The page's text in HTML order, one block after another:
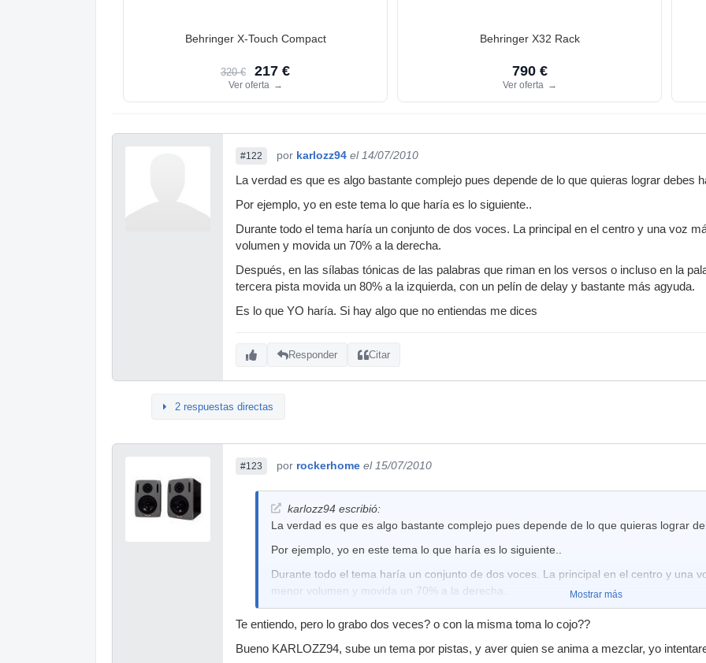
Behringer X-Touch Compact
320 € 217 €
Ver oferta →
Behringer X32 Rack
790 €
Ver oferta →
#122 por karlozz94 el 14/07/2010
La verdad es que es algo bastante complejo pues depende de lo que quieras lograr debes
Por ejemplo, yo en este tema lo que haría es lo siguiente..
Durante todo el tema haría un conjunto de dos voces. La principal en el centro y una voz
volumen y movida un 70% a la derecha.
Después, en las sílabas tónicas de las palabras que riman en los versos o incluso en la
tercera pista movida un 80% a la izquierda, con un pelín de delay y bastante más agyuda.
Es lo que YO haría. Si hay algo que no entiendas me dices
Responder Citar
2 respuestas directas
#123 por rockerhome el 15/07/2010
karlozz94 escribió:
La verdad es que es algo bastante complejo pues depende de lo que quieras lograr
Por ejemplo, yo en este tema lo que haría es lo siguiente..
Durante todo el tema haría un conjunto de dos voces. La principal en el centro y una
menor volumen y movida un 70% a la derecha.
En otra tercera pista movida un 80% a la izquierda, con un pelín de delay y bastante
Es lo que YO haría. Si hay algo que no entiendas me dices
Mostrar más
Te entiendo, pero lo grabo dos veces? o con la misma toma lo cojo??
Bueno KARLOZZ94, sube un tema por pistas, y aver quien se anima a mezclar, yo